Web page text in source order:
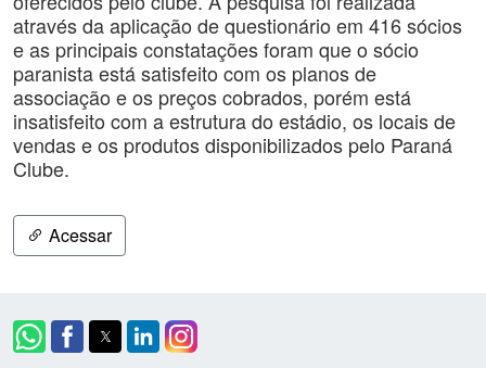
através da aplicação de questionário em 416 sócios
e as principais constatações foram que o sócio
paranista está satisfeito com os planos de
associação e os preços cobrados, porém está
insatisfeito com a estrutura do estádio, os locais de
vendas e os produtos disponibilizados pelo Paraná
Clube.
Acessar